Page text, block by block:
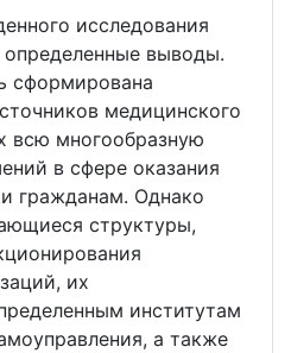
исследования
выводы.
сформирована
медицинского
всю многообразную
в сфере оказания
гражданам. Однако
структуры,
их
институтам
а также